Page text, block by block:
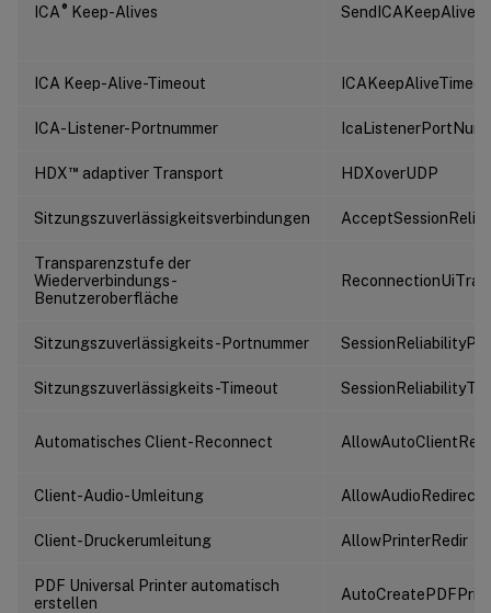
ICA® Keep-Alives SendICAKeepAlives
ICA Keep-Alive-Timeout
ICA-Listener-Portnummer
HDX™ adaptiver Transport HDXoverUDP
Sitzungszuverlässigkeitsverbindungen
Transparenzstufe der
Wiederverbindungs-
Benutzeroberfläche
Sitzungszuverlässigkeits-Portnummer
Sitzungszuverlässigkeits-Timeout
Automatisches Client-Reconnect
Client-Audio-Umleitung
Client-Druckerumleitung AllowPrinterRedir
PDF Universal Printer automatisch
erstellen